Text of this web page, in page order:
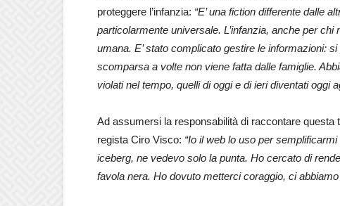
proteggere l’infanzia: “E’ una fiction differente dalle
particolarmente universale. L’infanzia, anche per
umana. E’ stato complicato gestire le informazioni:
scomparsa a volte non viene fatta dalle famiglie.
violati nel tempo, quelli di oggi e di ieri diventati oggi
Ad assumersi la responsabilità di raccontare
regista Ciro Visco: “Io il web lo uso per
iceberg, ne vedevo solo la punta. Ho cercato di
favola nera. Ho dovuto metterci coraggio, ci